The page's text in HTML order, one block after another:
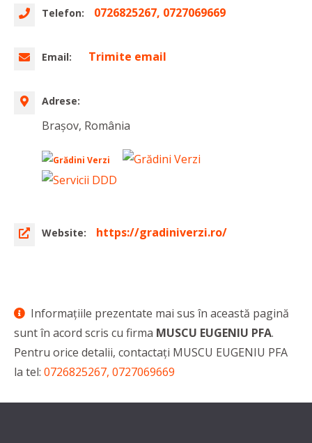
Telefon: 0726825267, 0727069669
Email: Trimite email
Adrese:
Brașov, România
Website: https://gradiniverzi.ro/
Informaţiile prezentate mai sus în această pagină
sunt în acord scris cu firma MUSCU EUGENIU PFA.
Pentru orice detalii, contactaţi MUSCU EUGENIU PFA
la tel: 0726825267, 0727069669